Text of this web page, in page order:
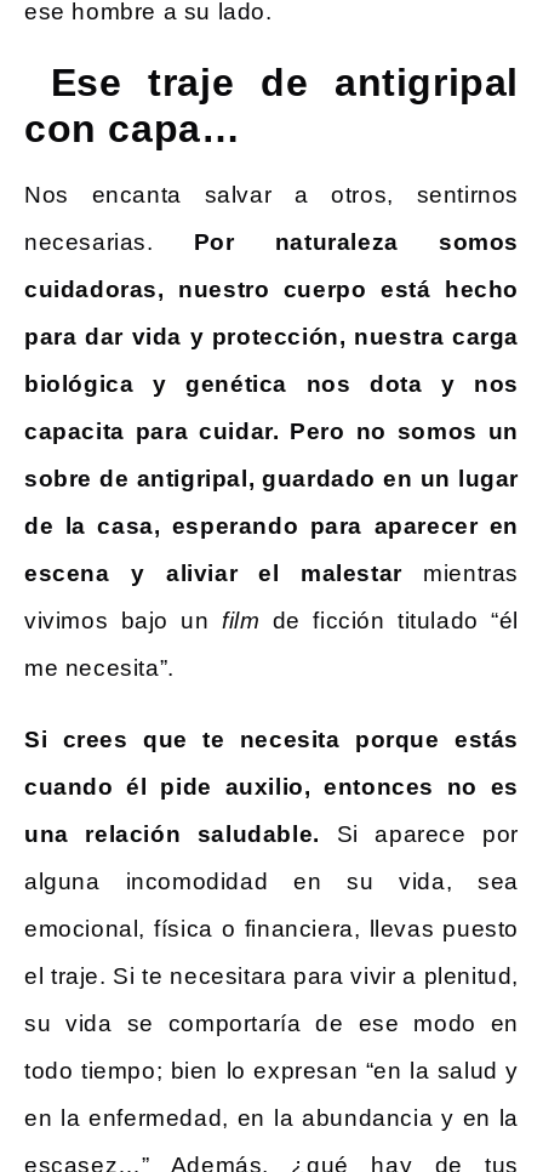
ese hombre a su lado.
Ese traje de antigripal
con capa…
Nos encanta salvar a otros, sentirnos
necesarias. Por naturaleza somos
cuidadoras, nuestro cuerpo está hecho
para dar vida y protección, nuestra carga
biológica y genética nos dota y nos
capacita para cuidar. Pero no somos un
sobre de antigripal, guardado en un lugar
de la casa, esperando para aparecer en
escena y aliviar el malestar mientras
vivimos bajo un film de ficción titulado “él
me necesita”.
Si crees que te necesita porque estás
cuando él pide auxilio, entonces no es
una relación saludable. Si aparece por
alguna incomodidad en su vida, sea
emocional, física o financiera, llevas puesto
el traje. Si te necesitara para vivir a plenitud,
su vida se comportaría de ese modo en
todo tiempo; bien lo expresan “en la salud y
en la enfermedad, en la abundancia y en la
escasez…” Además, ¿qué hay de tus